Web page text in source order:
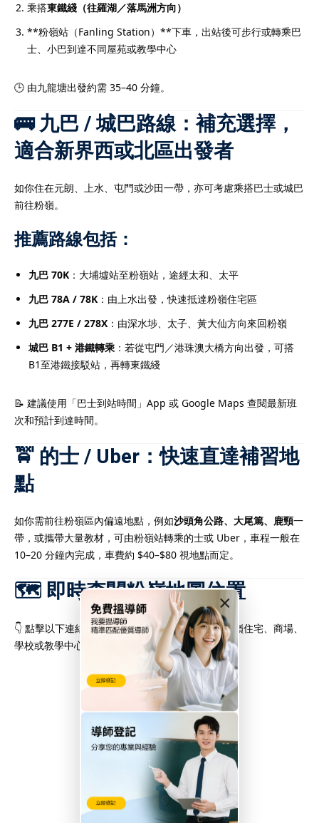
×
乘搭東鐵綫（往羅湖／落馬洲方向）
**粉嶺站（Fanling Station）**下車，出站後可步行或轉乘巴
士、小巴到達不同屋苑或教學中心
🕒 由九龍塘出發約需 35–40 分鐘。
🚌 九巴 / 城巴路線：補充選擇，
適合新界西或北區出發者
如你住在元朗、上水、屯門或沙田一帶，亦可考慮乘搭巴士或城巴
前往粉嶺。
推薦路線包括：
九巴 70K ：大埔墟站至粉嶺站，途經太和、太平
九巴 78A / 78K ：由上水出發，快速抵達粉嶺住宅區
九巴 277E / 278X ：由深水埗、太子、黃大仙方向來回粉嶺
城巴 B1 + 港鐵轉乘 ：若從屯門／港珠澳大橋方向出發，可搭
B1至港鐵接駁站，再轉東鐵綫
📝 建議使用「巴士到站時間」App 或 Google Maps 查閱最新班
次和預計到達時間。
🚖 的士 / Uber：快速直達補習地
點
如你需前往粉嶺區內偏遠地點，例如沙頭角公路、大尾篤、鹿頸一
帶，或攜帶大量教材，可由粉嶺站轉乘的士或 Uber，車程一般在
10–20 分鐘內完成，車費約 $40–$80 視地點而定。
🗺️ 即時查閱粉嶺地圖位置
👇 點擊以下連結，即可開啟 Google 地圖，搜尋粉嶺住宅、商場、
學校或教學中心地點：